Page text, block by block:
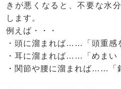
きが悪くなると、不要な水
します。
例えば・・・
・頭に溜まれば……「頭重感
・耳に溜まれば……「めまい
・関節や腰に溜まれば……「